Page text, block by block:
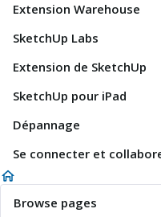
Extension Warehouse
SketchUp Labs
Extension de SketchUp
SketchUp pour iPad
Dépannage
Se connecter et
Browse pages